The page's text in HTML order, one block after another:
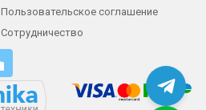
Пользовательское соглашение
Сотрудничество